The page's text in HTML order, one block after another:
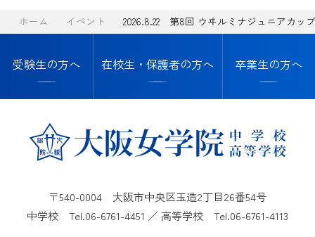
ホーム イベント 2026.8.22 第8回 ウヰルミナジュニアカッ
受験生の方へ 在校生・保護者の方へ 卒業生の方へ
〒540-0004 大阪市中央区玉造2丁目26番54号
中学校 Tel.06-6761-4451 ／ 高等学校 Tel.06-6761-4113